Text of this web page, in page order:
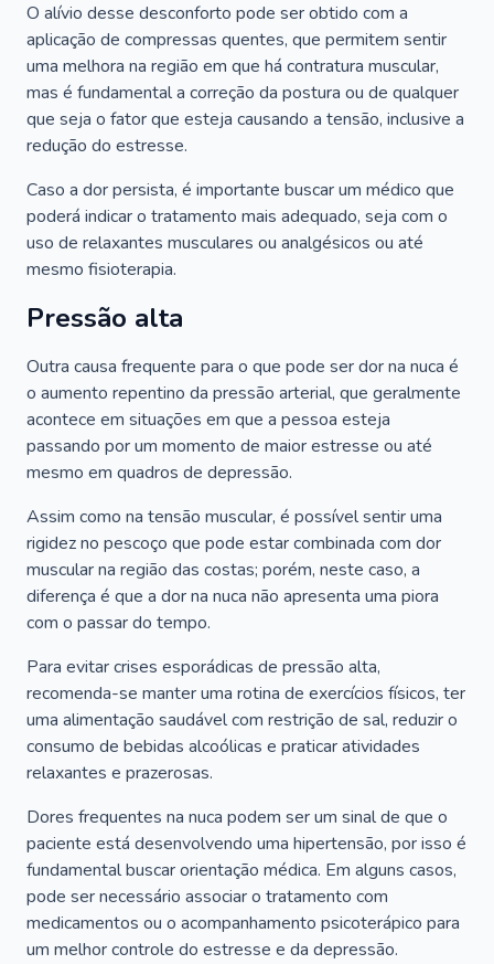
O alívio desse desconforto pode ser obtido com a
aplicação de compressas quentes, que permitem sentir
uma melhora na região em que há contratura muscular,
mas é fundamental a correção da postura ou de qualquer
que seja o fator que esteja causando a tensão, inclusive a
redução do estresse.
Caso a dor persista, é importante buscar um médico que
poderá indicar o tratamento mais adequado, seja com o
uso de relaxantes musculares ou analgésicos ou até
mesmo fisioterapia.
Pressão alta
Outra causa frequente para o que pode ser dor na nuca é
o aumento repentino da pressão arterial, que geralmente
acontece em situações em que a pessoa esteja
passando por um momento de maior estresse ou até
mesmo em quadros de depressão.
Assim como na tensão muscular, é possível sentir uma
rigidez no pescoço que pode estar combinada com dor
muscular na região das costas; porém, neste caso, a
diferença é que a dor na nuca não apresenta uma piora
com o passar do tempo.
Para evitar crises esporádicas de pressão alta,
recomenda-se manter uma rotina de exercícios físicos, ter
uma alimentação saudável com restrição de sal, reduzir o
consumo de bebidas alcoólicas e praticar atividades
relaxantes e prazerosas.
Dores frequentes na nuca podem ser um sinal de que o
paciente está desenvolvendo uma hipertensão, por isso é
fundamental buscar orientação médica. Em alguns casos,
pode ser necessário associar o tratamento com
medicamentos ou o acompanhamento psicoterápico para
um melhor controle do estresse e da depressão.